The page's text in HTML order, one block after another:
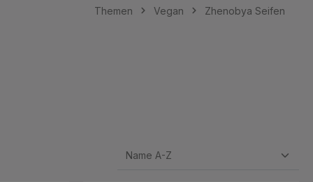
Themen Vegan Zhenobya Seifen